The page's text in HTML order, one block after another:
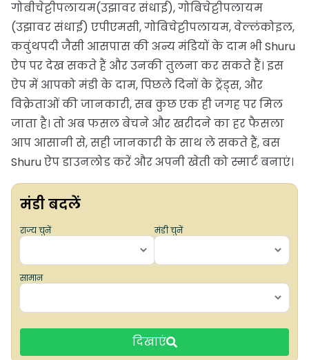
गोबीचेट्टीपलायम(उझावर संधाई), गोबिचेट्टीपलायम
(उझावर संधाई) एपीएमसी, गोबिचेट्टीपलायम, वेल्लंकोइल,
कवुंथपदी जैसी आसपास की अन्य मंडियों के दाम भी Shuru
ऐप पर देख सकते हैं और उनकी तुलना कर सकते हैं। इस
ऐप में आपको मंडी के दाम, पिछले दिनों के ट्रेंड्स, और
विक्रेताओं की जानकारी, सब कुछ एक ही जगह पर मिल
जाता है। तो अब फसल बेचने और खरीदने का हर फैसला
आप आसानी से, सही जानकारी के साथ ले सकते हैं, बस
Shuru ऐप डाउनलोड करें और अपनी खेती को स्मार्ट बनाएं।
मंडी बदलें
राज्य चुनें मंडी चुनें
सामान
दिखाएं